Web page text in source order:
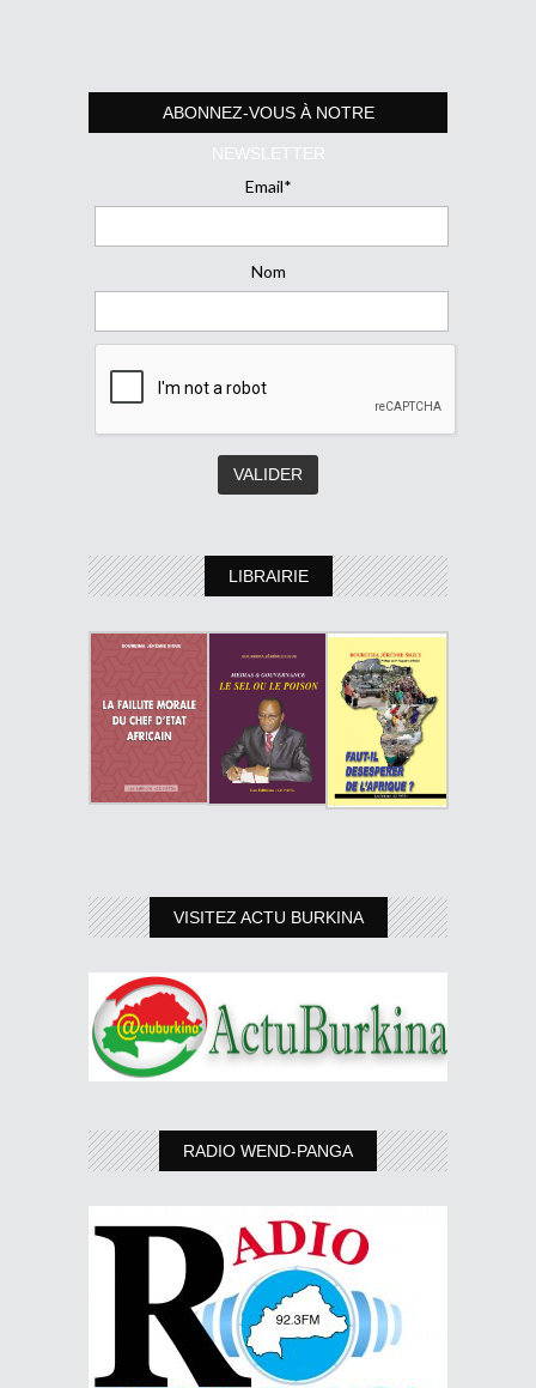
ABONNEZ-VOUS À NOTRE
NEWSLETTER
Email*
Nom
LIBRAIRIE
VISITEZ ACTU BURKINA
RADIO WEND-PANGA